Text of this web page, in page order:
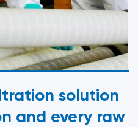
solution
and every raw